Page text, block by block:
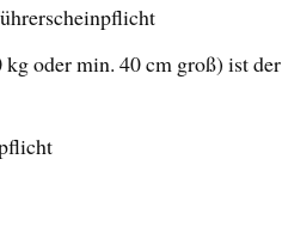
oder min. 40 cm groß) ist der